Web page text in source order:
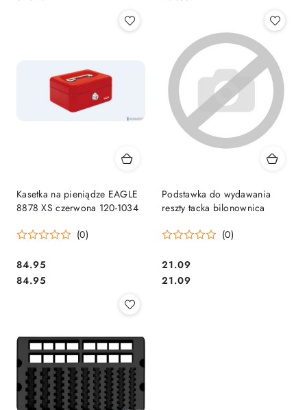
Kasetka na pieniądze EAGLE
8878 XS czerwona 120-1034
(0)
Cena:
84.95
Cena:
84.95
Podstawka do wydawania
reszty tacka bilonownica
(0)
Cena:
21.09
Cena:
21.09